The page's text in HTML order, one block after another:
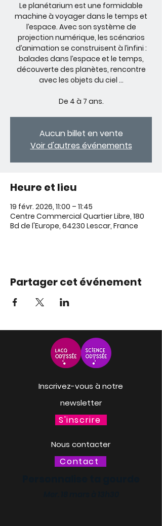
Le planétarium est une formidable
machine à voyager dans le temps et
l’espace. Avec son système de
projection numérique, les scénarios
d’animation se construisent à l’infini :
balades dans l’espace et le temps,
découverte des planètes, rencontre
avec les objets du ciel …
De 4 à 7 ans.
Aucun billet en vente
Voir d'autres événements
Heure et lieu
19 févr. 2026, 11:00 – 11:45
Centre Commercial Quartier Libre, 180
Bd de l'Europe, 64230 Lescar, France
Partager cet événement
Inscrivez-vous à notre
newsletter
S'inscrire
Nous contacter
Contact